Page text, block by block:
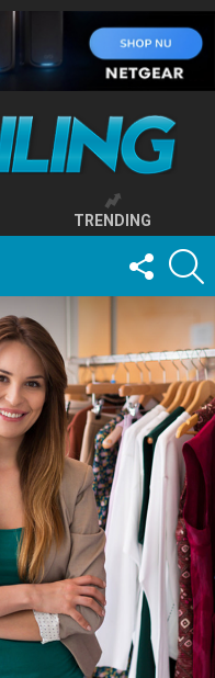
TRENDING
FOLLOW
US